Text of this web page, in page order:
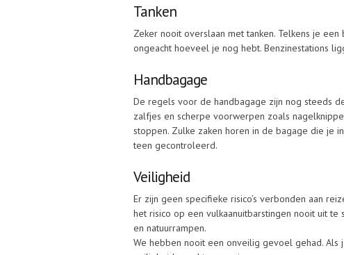
Tanken
Zeker nooit overslaan met tanken. Telkens je
ongeacht hoeveel je nog hebt. Benzinestations
Handbagage
De regels voor de handbagage zijn nog steeds
zalfjes en scherpe voorwerpen zoals
stoppen. Zulke zaken horen in de bagage die je
teen gecontroleerd.
Veiligheid
Er zijn geen specifieke risico’s verbonden aan
het risico op een vulkaanuitbarstingen nooit uit
en natuurrampen.
We hebben nooit een onveilig gevoel gehad.